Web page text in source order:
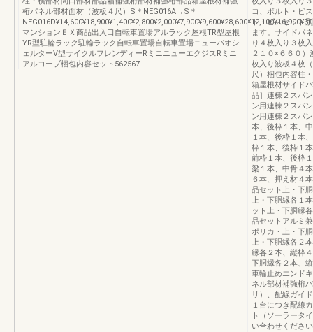
桁パネル部材面材（波板４尺）S＊NEG016A→S＊
マンションＥＸ商品出入口自転車置場アルラック屋根TR型屋根
YR型駐輪ラック駐輪ラック自転車置場自転車置場ニューパオシ
ェルターV型サイクルフレンディーRミニニューエクジスRミニ
アルコーブ梱包内容セット562567
コ、ボルト・ビ
ト・ビスセット
ます。サイドパ
り４枚入り３枚
２１０×６６０
枚入り波板４枚
尺）梱包内容柱
箱屋根材サイド
品］連棟２スパ
ン用連棟２スパ
ン用連棟２スパ
本、後枠１本、
１本、後枠１本
枠１本、後枠１
前枠１本、後枠
梁１本、中骨４
６本、押え材４
品セット上・下
上・下胴縁各１
ット上・下胴縁
品セットアルミ
ポリカ・上・下
上・下胴縁各２
縁各２本、縦枠
下胴縁各２本、
車輪止めエンド
ネル部材補強桁
リ）、配線ガイ
１台につき配線
ト（ソーラータ
い合わせくださ